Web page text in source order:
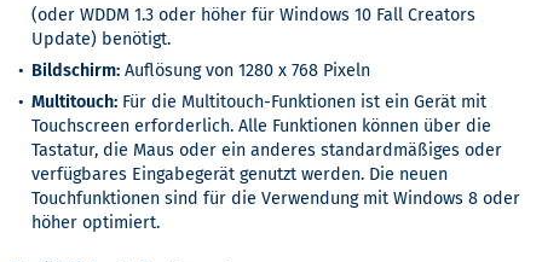
(oder WDDM 1.3 oder höher für Windows 10 Fall Creators
Update) benötigt.
Bildschirm: Auflösung von 1280 x 768 Pixeln
Multitouch: Für die Multitouch-Funktionen ist ein Gerät mit
Touchscreen erforderlich. Alle Funktionen können über die
Tastatur, die Maus oder ein anderes standardmäßiges oder
verfügbares Eingabegerät genutzt werden. Die neuen
Touchfunktionen sind für die Verwendung mit Windows 8 oder
höher optimiert.